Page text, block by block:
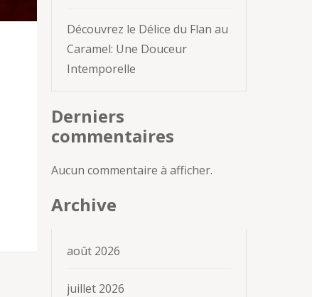
Découvrez le Délice du Flan au
Caramel: Une Douceur
Intemporelle
Derniers
commentaires
Aucun commentaire à afficher.
Archive
août 2026
juillet 2026